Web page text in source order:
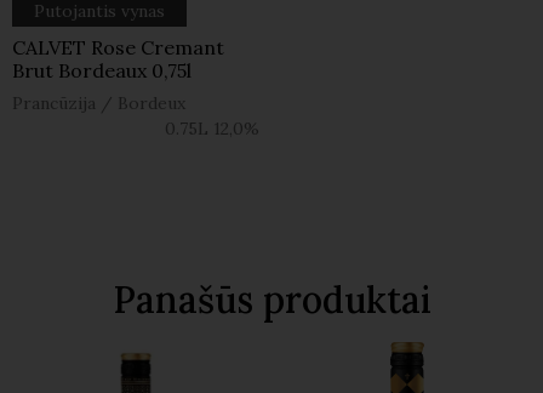
Putojantis vynas
CALVET Rose Cremant
Brut Bordeaux 0,75l
Prancūzija / Bordeux
0.75L 12,0%
Panašūs produktai